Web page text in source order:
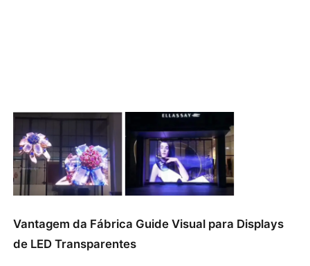
Vantagem da Fábrica Guide Visual para Displays
de LED Transparentes